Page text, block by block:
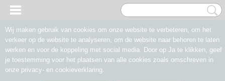
Wij maken gebruik van cookies om onze website te verbeteren, om het
verkeer op de website te analyseren, om de website naar behoren te laten
werken en voor de koppeling met social media. Door op Ja te klikken, geef
je toestemming voor het plaatsen van alle cookies zoals omschreven in
onze privacy- en cookieverklaring.